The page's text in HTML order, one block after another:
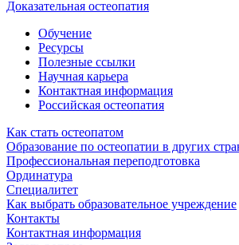
Доказательная остеопатия
Обучение
Ресурсы
Полезные ссылки
Научная карьера
Контактная информация
Российская остеопатия
Как стать остеопатом
Образование по остеопатии в других
Профессиональная переподготовка
Ординатура
Специалитет
Как выбрать образовательное учреждение
Контакты
Контактная информация